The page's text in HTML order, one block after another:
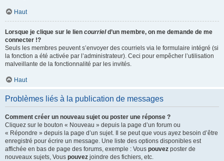
Haut
Lorsque je clique sur le lien courrield’un membre, on me demande de me
connecter !?
Seuls les membres peuvent s’envoyer des courriels via le formulaire intégré (si
la fonction a été activée par l’administrateur). Ceci pour empêcher l’utilisation
malveillante de la fonctionnalité par les invités.
Haut
Problèmes liés à la publication de messages
Comment créer un nouveau sujet ou poster une réponse ?
Cliquez sur le bouton « Nouveau » depuis la page d’un forum ou
« Répondre » depuis la page d’un sujet. Il se peut que vous ayez besoin d’être
enregistré pour écrire un message. Une liste des options disponibles est
affichée en bas de page des forums, exemple : Vous pouvez poster de
nouveaux sujets, Vous pouvez joindre des fichiers, etc.